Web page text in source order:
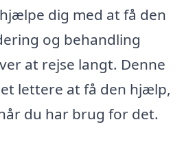
dig med at få den
og behandling
at rejse langt. Denne
lettere at få den hjælp,
du har brug for det.